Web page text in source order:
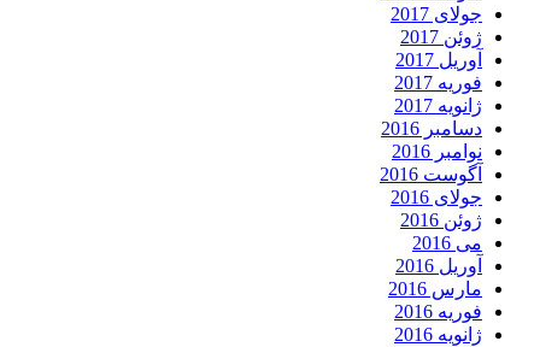
جولای 2017
ژوئن 2017
آوریل 2017
فوریه 2017
ژانویه 2017
دسامبر 2016
نوامبر 2016
آگوست 2016
جولای 2016
ژوئن 2016
می 2016
آوریل 2016
مارس 2016
فوریه 2016
ژانویه 2016